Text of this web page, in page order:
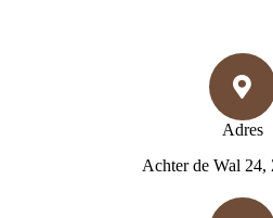
Adres
Achter de Wal 24,